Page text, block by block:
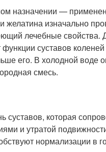
назначении —
желатина изначально
лечебные свойства.
суставов
его. В холодной воде
смесь.
суставов, которая
и утратой
нормализации в